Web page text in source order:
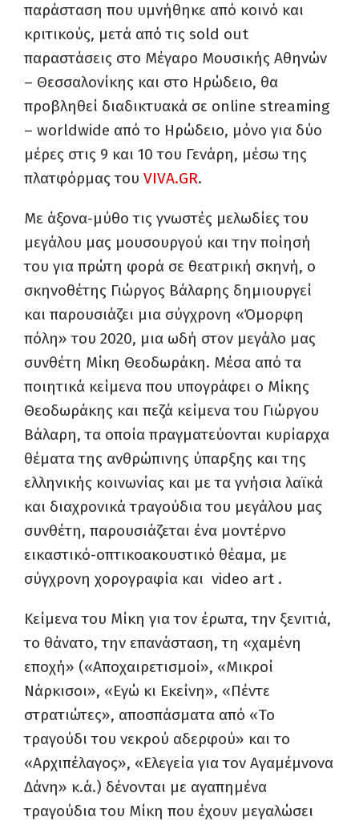
παράσταση που υμνήθηκε από κοινό και
κριτικούς, μετά από τις sold out
παραστάσεις στο Μέγαρο Μουσικής Αθηνών
– Θεσσαλονίκης και στο Ηρώδειο, θα
προβληθεί διαδικτυακά σε online streaming
– worldwide από το Ηρώδειο, μόνο για δύο
μέρες στις 9 και 10 του Γενάρη, μέσω της
πλατφόρμας του VIVA.GR.
Με άξονα-μύθο τις γνωστές μελωδίες του
μεγάλου μας μουσουργού και την ποίησή
του για πρώτη φορά σε θεατρική σκηνή, ο
σκηνοθέτης Γιώργος Βάλαρης δημιουργεί
και παρουσιάζει μια σύγχρονη «Όμορφη
πόλη» του 2020, μια ωδή στον μεγάλο μας
συνθέτη Μίκη Θεοδωράκη. Μέσα από τα
ποιητικά κείμενα που υπογράφει ο Μίκης
Θεοδωράκης και πεζά κείμενα του Γιώργου
Βάλαρη, τα οποία πραγματεύονται κυρίαρχα
θέματα της ανθρώπινης ύπαρξης και της
ελληνικής κοινωνίας και με τα γνήσια λαϊκά
και διαχρονικά τραγούδια του μεγάλου μας
συνθέτη, παρουσιάζεται ένα μοντέρνο
εικαστικό-οπτικοακουστικό θέαμα, με
σύγχρονη χορογραφία και video art .
Κείμενα του Μίκη για τον έρωτα, την ξενιτιά,
το θάνατο, την επανάσταση, τη «χαμένη
εποχή» («Αποχαιρετισμοί», «Μικροί
Νάρκισοι», «Εγώ κι Εκείνη», «Πέντε
στρατιώτες», αποσπάσματα από «Το
τραγούδι του νεκρού αδερφού» και το
«Αρχιπέλαγος», «Ελεγεία για τον Αγαμέμνονα
Δάνη» κ.ά.) δένονται με αγαπημένα
τραγούδια του Μίκη που έχουν μεγαλώσει